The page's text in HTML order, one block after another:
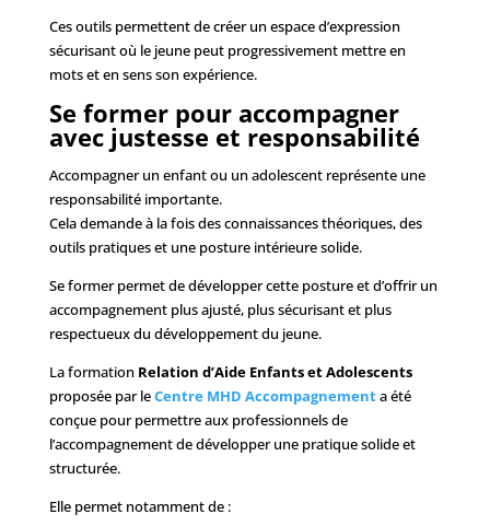
Ces outils permettent de créer un espace d’expression
sécurisant où le jeune peut progressivement mettre en
mots et en sens son expérience.
Se former pour accompagner
avec justesse et responsabilité
Accompagner un enfant ou un adolescent représente une
responsabilité importante.
Cela demande à la fois des connaissances théoriques, des
outils pratiques et une posture intérieure solide.
Se former permet de développer cette posture et d’offrir un
accompagnement plus ajusté, plus sécurisant et plus
respectueux du développement du jeune.
La formation Relation d’Aide Enfants et Adolescents
proposée par leCentre MHD Accompagnementa été
conçue pour permettre aux professionnels de
l’accompagnement de développer une pratique solide et
structurée.
Elle permet notamment de :